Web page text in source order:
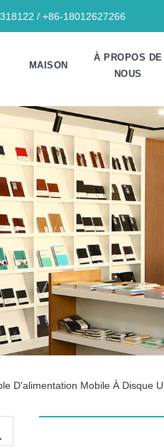
/ +86-18012627266
MAISON
À PROPOS DE
NOUS
D'alimentation Mobile À Disque U